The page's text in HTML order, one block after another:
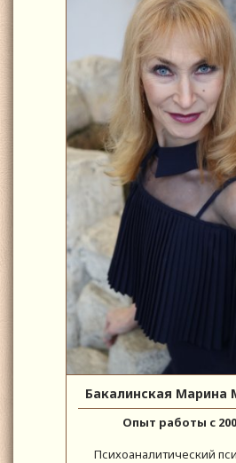
Бакалинская Марина
Опыт работы с
Психоаналитический